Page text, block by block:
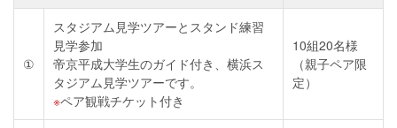
①
スタジアム見学ツアーとスタンド練習
見学参加
帝京平成大学生のガイド付き、横浜ス
タジアム見学ツアーです。
ペア観戦チケット付き
10組20名様
（親子ペア限
定）